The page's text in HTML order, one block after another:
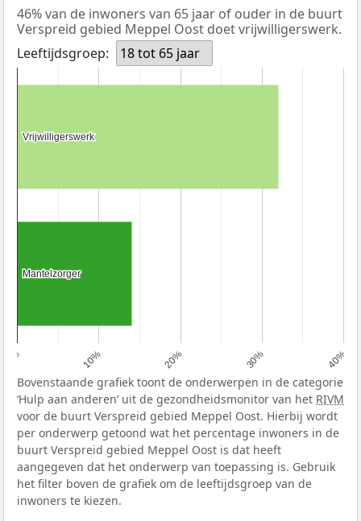
46% van de inwoners van 65 jaar of ouder in de buurt
Verspreid gebied Meppel Oost doet vrijwilligerswerk.
Leeftijdsgroep:
18 tot 65 jaar
0% 10% 20% 30% 40%
Vrijwilligerswerk
Vrijwilligerswerk
Mantelzorger
Mantelzorger
Bovenstaande grafiek toont de onderwerpen in de categorie
‘Hulp aan anderen’ uit de gezondheidsmonitor van het RIVM
voor de buurt Verspreid gebied Meppel Oost. Hierbij wordt
per onderwerp getoond wat het percentage inwoners in de
buurt Verspreid gebied Meppel Oost is dat heeft
aangegeven dat het onderwerp van toepassing is. Gebruik
het filter boven de grafiek om de leeftijdsgroep van de
inwoners te kiezen.